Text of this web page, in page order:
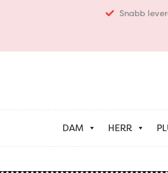
Snabb
DAM HERR